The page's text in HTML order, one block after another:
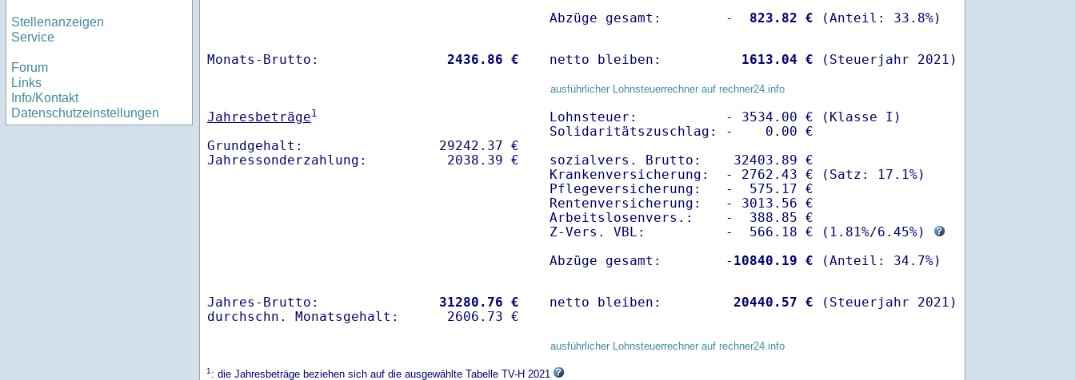
Stellenanzeigen
Service
Forum
Links
Info/Kontakt
Datenschutzeinstellungen
Abzüge gesamt:        -
  823.82 €
Monats-Brutto: 2436.86 € netto bleiben: 1613.04 € (Steuerjahr 2021)
ausführlicher Lohnsteuerrechner auf rechner24.info
Jahresbeträge1
Grundgehalt:                 29242.37 €
Lohnsteuer:           - 3534.00 € (Klasse I)
Solidaritätszuschlag: -    0.00 €
sozialvers. Brutto:    32403.89 €
Krankenversicherung:  - 2762.43 € (Satz: 17.1%)
Pflegeversicherung:   -  575.17 €
Rentenversicherung:   - 3013.56 €
Arbeitslosenvers.:    -  388.85 €
Z-Vers. VBL:          -  566.18 € ( 1.81%/6.45%)
Abzüge gesamt:        - 10840.19 €
Jahres-Brutto: 31280.76 €
netto bleiben: 20440.57 € (Steuerjahr 2021)
ausführlicher Lohnsteuerrechner auf rechner24.info
1: die Jahresbeträge beziehen sich auf die ausgewählte Tabelle TV-H 2021